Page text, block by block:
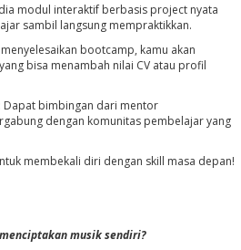
modul interaktif berbasis project nyata
sambil langsung mempraktikkan.
bootcamp, kamu akan
bisa menambah nilai CV atau profil
Dapat bimbingan dari mentor
dengan komunitas pembelajar yang
membekali diri dengan skill masa depan!
musik sendiri?